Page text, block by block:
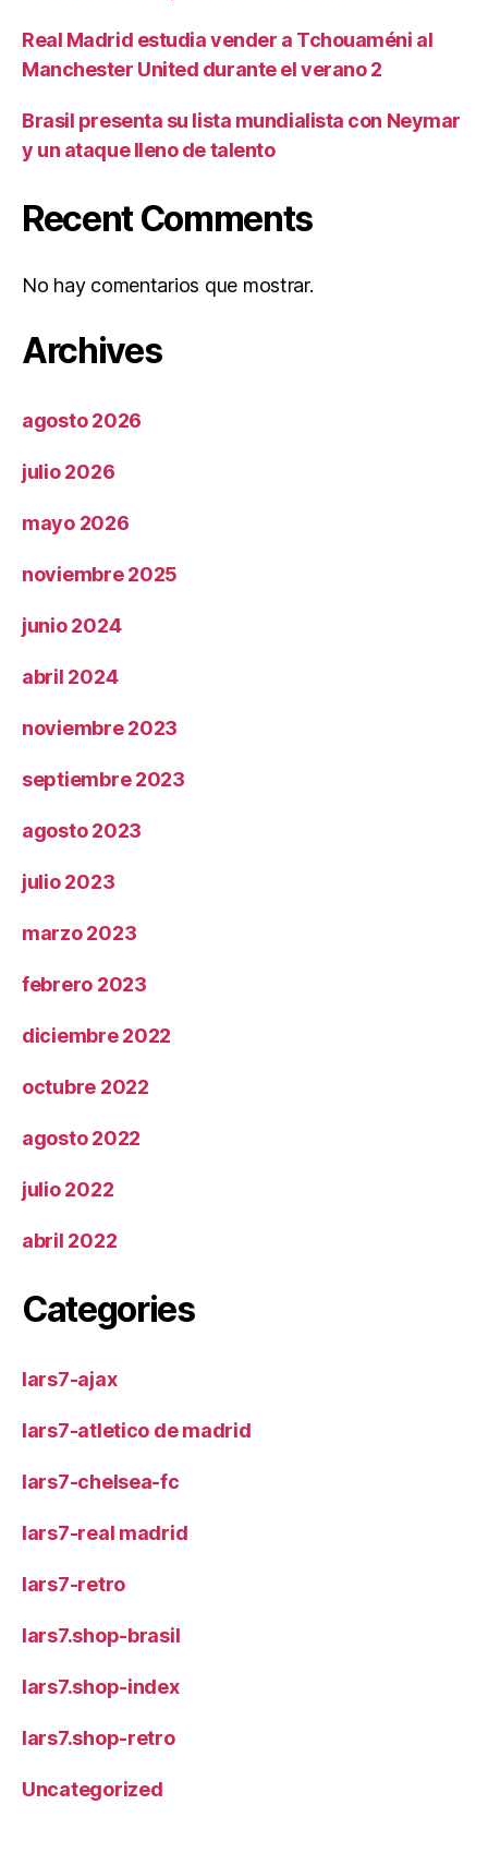
Real Madrid estudia vender a Tchouaméni al
Manchester United durante el verano 2
Brasil presenta su lista mundialista con Neymar
y un ataque lleno de talento
Recent Comments
No hay comentarios que mostrar.
Archives
agosto 2026
julio 2026
mayo 2026
noviembre 2025
junio 2024
abril 2024
noviembre 2023
septiembre 2023
agosto 2023
julio 2023
marzo 2023
febrero 2023
diciembre 2022
octubre 2022
agosto 2022
julio 2022
abril 2022
Categories
lars7-ajax
lars7-atletico de madrid
lars7-chelsea-fc
lars7-real madrid
lars7-retro
lars7.shop-brasil
lars7.shop-index
lars7.shop-retro
Uncategorized